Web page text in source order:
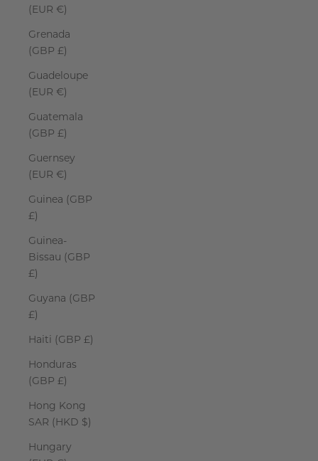
(EUR €)
Grenada
(GBP £)
Guadeloupe
(EUR €)
Guatemala
(GBP £)
Guernsey
(EUR €)
Guinea (GBP
£)
Guinea-
Bissau (GBP
£)
Guyana (GBP
£)
Haiti (GBP £)
Honduras
(GBP £)
Hong Kong
SAR (HKD $)
Hungary